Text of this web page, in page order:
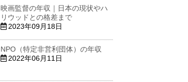
映画監督の年収｜日本の現状やハ
リウッドとの格差まで
2023年09月18日
NPO（特定非営利団体）の年収
2022年06月11日